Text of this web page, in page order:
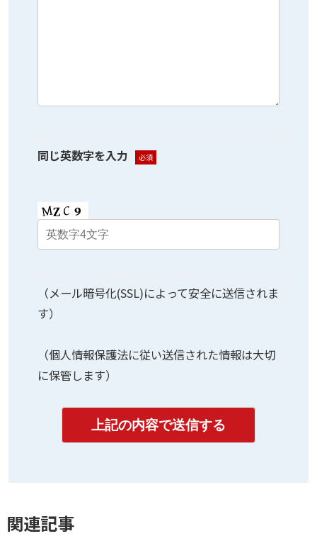
同じ英数字を入力 必須
（メール暗号化(SSL)によって安全に送信されま
す）
（個人情報保護法に従い送信された情報は大切
に保管します）
関連記事